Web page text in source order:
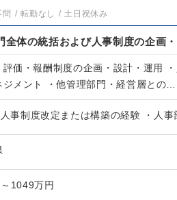
問 転勤なし 土日祝休み
全体の統括および人事制度の企画
評価・報酬制度の企画・設計・運用
ジメント ・他管理部門・経営層との…
人事制度改定または構築の経験 ・人
1049万円